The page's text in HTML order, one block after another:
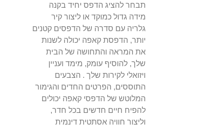
תבחר להציג הדפס יחיד בקנה
מידה גדול כמוקד או ליצור קיר
גלריה עם סדרה של הדפסים קטנים
יותר, הדפסת קאפה יכולה לשנות
את המראה והתחושה של הבית
שלך, להוסיף עומק, מימד ועניין
ויזואלי לקירות שלך . הצבעים
התוססים, הפרטים החדים והגימור
המלוטש של הדפסי קאפה יכולים
להפיח חיים חדשים בכל חדר,
וליצור חוויה אסתטית דינמית